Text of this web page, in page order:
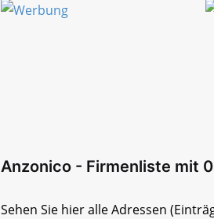
Anzonico - Firmenliste mit
Sehen Sie hier alle Adressen